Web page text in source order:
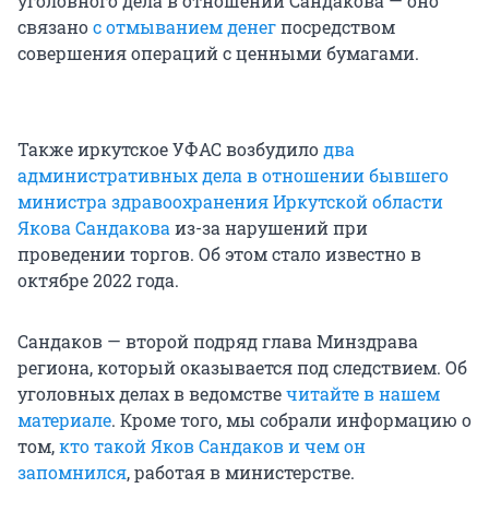
связанос отмыванием денегпосредством
совершения операций с ценными бумагами.
Также иркутское УФАС возбудилодва
административных дела в отношении бывшего
министра здравоохранения Иркутской области
Якова Сандаковаиз-за нарушений при
проведении торгов. Об этом стало известно в
октябре 2022 года.
Сандаков — второй подряд глава Минздрава
региона, который оказывается под следствием. Об
уголовных делах в ведомствечитайте в нашем
материале. Кроме того, мы собрали информацию о
том,кто такой Яков Сандаков и чем он
запомнился, работая в министерстве.